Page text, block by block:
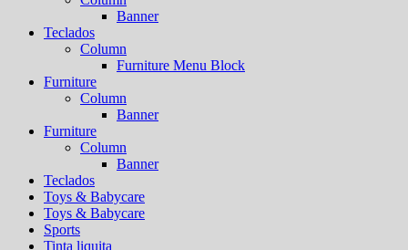
Banner
Teclados
Column
Furniture Menu Block
Furniture
Column
Banner
Furniture
Column
Banner
Teclados
Toys & Babycare
Toys & Babycare
Sports
Tinta liquita